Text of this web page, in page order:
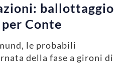
ballottaggio
Conte
le probabili
della fase a gironi di